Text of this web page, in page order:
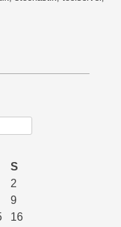
S
2
9
16